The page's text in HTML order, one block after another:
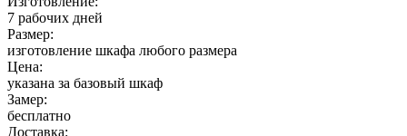
7 рабочих дней
Размер:
изготовление шкафа любого размера
Цена:
указана за базовый шкаф
Замер:
бесплатно
Доставка: